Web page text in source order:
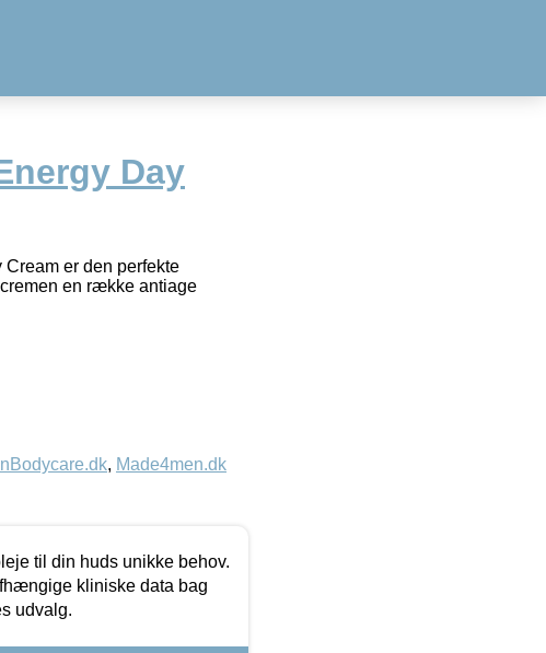
Day
er den perfekte
en række antiage
, Made4men.dk
til din huds unikke behov.
kliniske data bag
udvalg.